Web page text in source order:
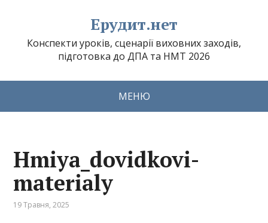
Ерудит.нет
Конспекти уроків, сценарії виховних заходів,
підготовка до ДПА та НМТ 2026
МЕНЮ
Hmiya_dovidkovi-
materialy
19 Травня, 2025